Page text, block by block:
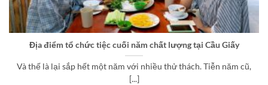
Địa điểm tổ chức tiệc cuối năm chất lượng tại Cầu Giấy
Và thế là lại sắp hết một năm với nhiều thử thách. Tiễn năm cũ,
[...]